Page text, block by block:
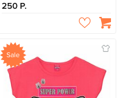
250
Sale